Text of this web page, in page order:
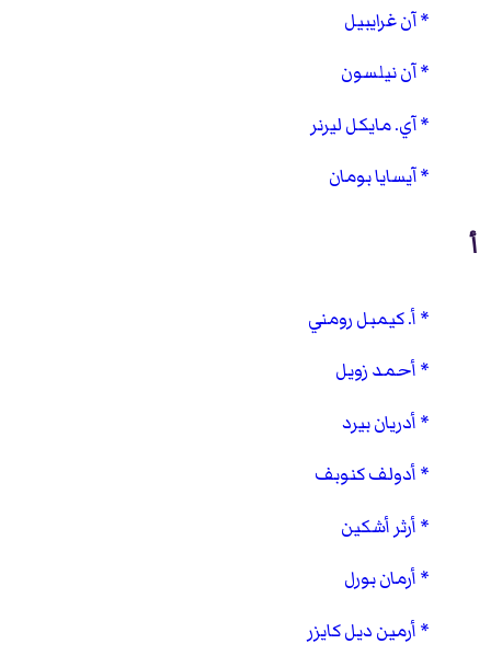
آن غرايبيل
آن نيلسون
آي. مايكل ليرنر
آيسايا بومان
أ
أ. كيمبل رومني
أحمد زويل
أدريان بيرد
أدولف كنوبف
أرثر أشكين
أرمان بورل
أرمين ديل كايزر